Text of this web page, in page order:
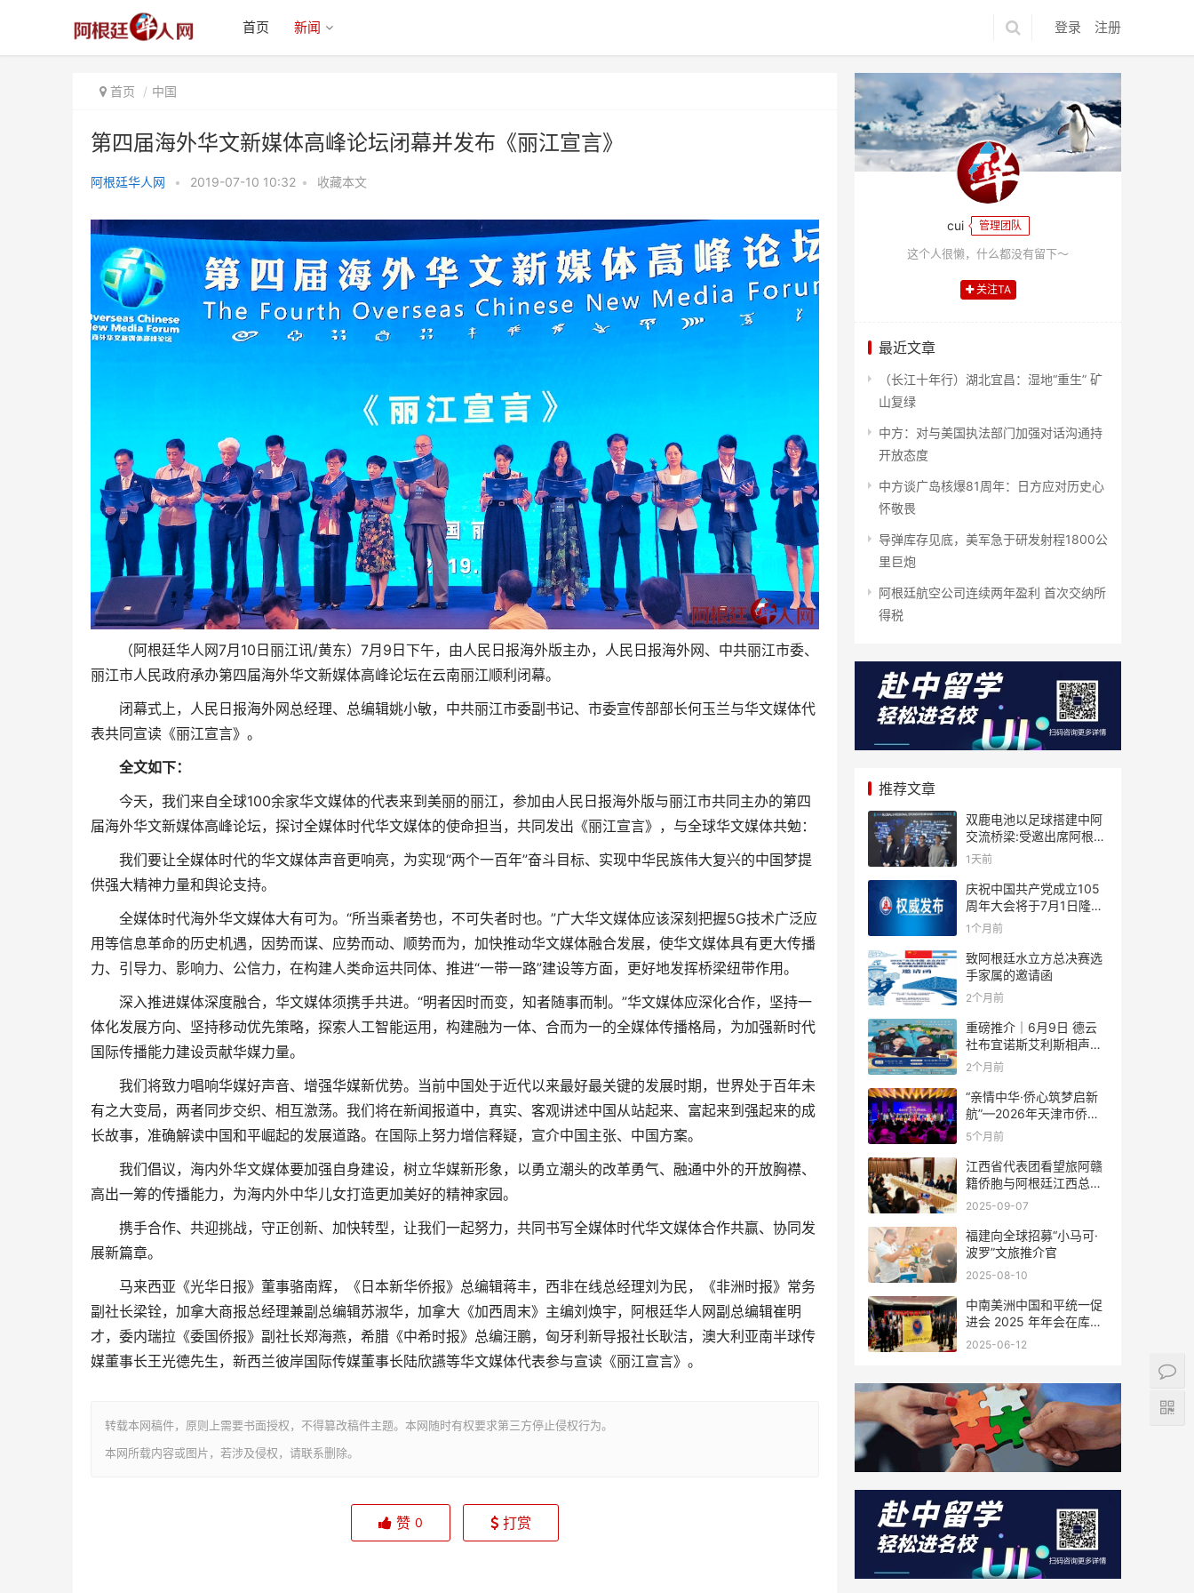
登录 注册
首页 新闻
首页 中国
第四届海外华文新媒体高峰论坛闭幕并发布《丽江宣言》
阿根廷华人网 • 2019-07-10 10:32 • 收藏本文
（阿根廷华人网7月10日丽江讯/黄东）7月9日下午，由人民日报海外版主办，人民日报海外网、中共丽江市委、
丽江市人民政府承办第四届海外华文新媒体高峰论坛在云南丽江顺利闭幕。
闭幕式上，人民日报海外网总经理、总编辑姚小敏，中共丽江市委副书记、市委宣传部部长何玉兰与华文媒体代
表共同宣读《丽江宣言》。
全文如下：
今天，我们来自全球100余家华文媒体的代表来到美丽的丽江，参加由人民日报海外版与丽江市共同主办的第四
届海外华文新媒体高峰论坛，探讨全媒体时代华文媒体的使命担当，共同发出《丽江宣言》，与全球华文媒体共勉：
我们要让全媒体时代的华文媒体声音更响亮，为实现“两个一百年”奋斗目标、实现中华民族伟大复兴的中国梦提
供强大精神力量和舆论支持。
全媒体时代海外华文媒体大有可为。“所当乘者势也，不可失者时也。”广大华文媒体应该深刻把握5G技术广泛应
用等信息革命的历史机遇，因势而谋、应势而动、顺势而为，加快推动华文媒体融合发展，使华文媒体具有更大传播
力、引导力、影响力、公信力，在构建人类命运共同体、推进“一带一路”建设等方面，更好地发挥桥梁纽带作用。
深入推进媒体深度融合，华文媒体须携手共进。“明者因时而变，知者随事而制。”华文媒体应深化合作，坚持一
体化发展方向、坚持移动优先策略，探索人工智能运用，构建融为一体、合而为一的全媒体传播格局，为加强新时代
国际传播能力建设贡献华媒力量。
我们将致力唱响华媒好声音、增强华媒新优势。当前中国处于近代以来最好最关键的发展时期，世界处于百年未
有之大变局，两者同步交织、相互激荡。我们将在新闻报道中，真实、客观讲述中国从站起来、富起来到强起来的成
长故事，准确解读中国和平崛起的发展道路。在国际上努力增信释疑，宣介中国主张、中国方案。
我们倡议，海内外华文媒体要加强自身建设，树立华媒新形象，以勇立潮头的改革勇气、融通中外的开放胸襟、
高出一筹的传播能力，为海内外中华儿女打造更加美好的精神家园。
携手合作、共迎挑战，守正创新、加快转型，让我们一起努力，共同书写全媒体时代华文媒体合作共赢、协同发
展新篇章。
马来西亚《光华日报》董事骆南辉，《日本新华侨报》总编辑蒋丰，西非在线总经理刘为民，《非洲时报》常务
副社长梁铨，加拿大商报总经理兼副总编辑苏淑华，加拿大《加西周末》主编刘焕宇，阿根廷华人网副总编辑崔明
才，委内瑞拉《委国侨报》副社长郑海燕，希腊《中希时报》总编汪鹏，匈牙利新导报社长耿洁，澳大利亚南半球传
媒董事长王光德先生，新西兰彼岸国际传媒董事长陆欣讌等华文媒体代表参与宣读《丽江宣言》。
转载本网稿件，原则上需要书面授权，不得篡改稿件主题。本网随时有权要求第三方停止侵权行为。
本网所载内容或图片，若涉及侵权，请联系删除。
幕并发布《丽江宣言》
赞 0 打赏
cui 管理团队
这个人很懒，什么都没有留下～
关注TA
最近文章
（长江十年行）湖北宜昌：湿地“重生” 矿
山复绿
中方：对与美国执法部门加强对话沟通持
开放态度
中方谈广岛核爆81周年：日方应对历史心
怀敬畏
导弹库存见底，美军急于研发射程1800公
里巨炮
阿根廷航空公司连续两年盈利 首次交纳所
得税
推荐文章
双鹿电池以足球搭建中阿
交流桥梁:受邀出席阿根廷
足协赞助商招待会！
1天前
庆祝中国共产党成立105
周年大会将于7月1日隆重
举行
1个月前
致阿根廷水立方总决赛选
手家属的邀请函
2个月前
重磅推介｜6月9日 德云
社布宜诺斯艾利斯相声专
场！国风曲艺邂逅南美风
结！
2个月前
“亲情中华·侨心筑梦启新
航”—2026年天津市侨界
新春联谊活动成功举办
5个月前
江西省代表团看望旅阿赣
籍侨胞与阿根廷江西总商
会座谈
2025-09-07
福建向全球招募“小马可·
波罗”文旅推介官
2025-08-10
中南美洲中国和平统一促
进会 2025 年年会在库拉
索圆满举行，共绘反“独”
2025-06-12